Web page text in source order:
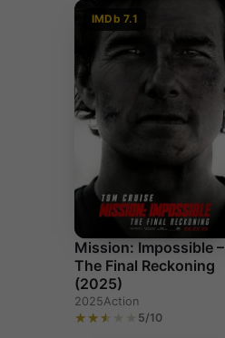
IMDb 7.1
Mission: Impossible –
The Final Reckoning
(2025)
2025Action
5/10